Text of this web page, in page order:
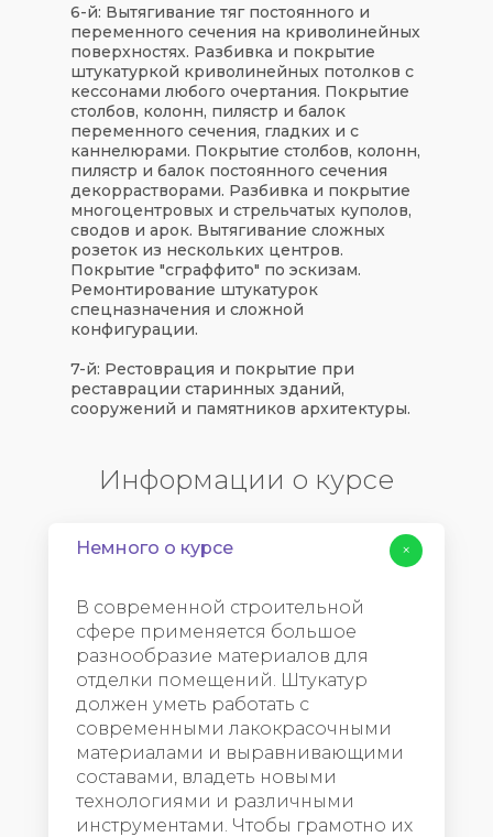
6-й: Вытягивание тяг постоянного и
переменного сечения на криволинейных
поверхностях. Разбивка и покрытие
штукатуркой криволинейных потолков с
кессонами любого очертания. Покрытие
столбов, колонн, пилястр и балок
переменного сечения, гладких и с
каннелюрами. Покрытие столбов, колонн,
пилястр и балок постоянного сечения
декоррастворами. Разбивка и покрытие
многоцентровых и стрельчатых куполов,
сводов и арок. Вытягивание сложных
розеток из нескольких центров.
Покрытие "сграффито" по эскизам.
Ремонтирование штукатурок
спецназначения и сложной
конфигурации.
7-й: Рестоврация и покрытие при
реставрации старинных зданий,
сооружений и памятников архитектуры.
Информации о курсе
Немного о курсе
В современной строительной
сфере применяется большое
разнообразие материалов для
отделки помещений. Штукатур
должен уметь работать с
современными лакокрасочными
материалами и выравнивающими
составами, владеть новыми
технологиями и различными
инструментами. Чтобы грамотно их
+